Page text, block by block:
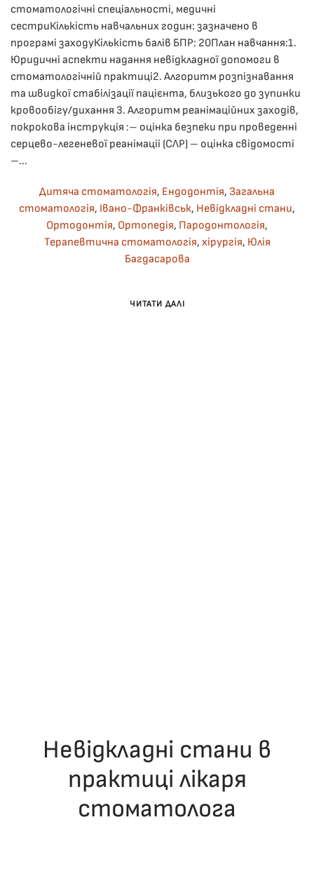
стоматологічні спеціальності, медичні
сестриКількість навчальних годин: зазначено в
програмі заходуКількість балів БПР: 20План навчання:1. ​
Юридичні аспекти надання невідкладної допомоги в
стоматологічній практиці2. ​Алгоритм розпізнавання
та швидкої стабілізації пацієнта, близького до зупинки
кровообігу/дихання 3. Алгоритм реанімаційних заходів,
покрокова інструкція :– оцінка безпеки при проведенні
серцево-легеневої реанімаціі (СЛР) – оцінка свідомості
–...
Дитяча стоматологія, Ендодонтія, Загальна
стоматологія, Івано-Франківськ, Невідкладні стани,
Ортодонтія, Ортопедія, Пародонтологія,
Терапевтична стоматологія, хірургія, Юлія
Багдасарова
ЧИТАТИ ДАЛІ
Невідкладні стани в
практиці лікаря
стоматолога